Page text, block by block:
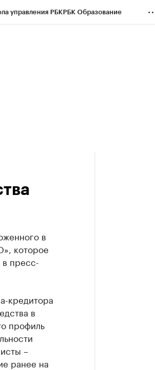
управления РБКРБК Образование
в
которое
пресс-
кредитора
в
профиль
–
ранее на